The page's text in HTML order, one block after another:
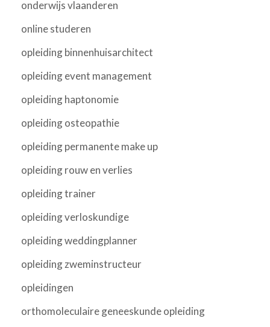
onderwijs vlaanderen
online studeren
opleiding binnenhuisarchitect
opleiding event management
opleiding haptonomie
opleiding osteopathie
opleiding permanente make up
opleiding rouw en verlies
opleiding trainer
opleiding verloskundige
opleiding weddingplanner
opleiding zweminstructeur
opleidingen
orthomoleculaire geneeskunde opleiding